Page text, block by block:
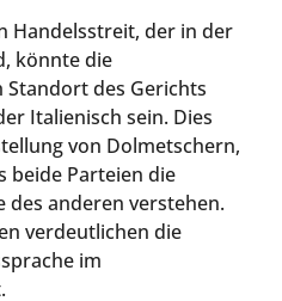
Handelsstreit, der in der
könnte die
Standort des Gerichts
Italienisch sein. Dies
von Dolmetschern,
beide Parteien die
des anderen verstehen.
verdeutlichen die
im